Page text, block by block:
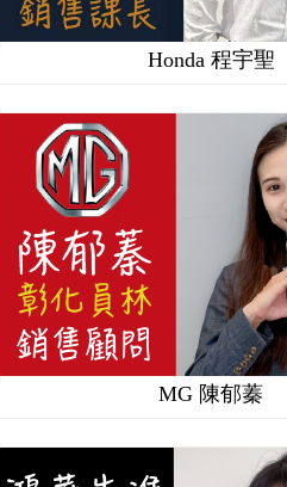
Honda 程宇聖
MG 陳郁蓁